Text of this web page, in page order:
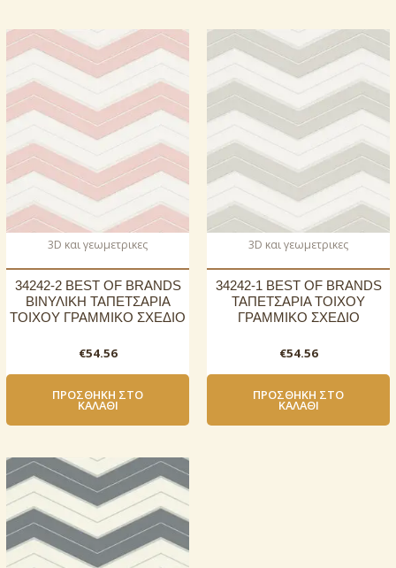
3D και γεωμετρικες
34242-2 BEST OF BRANDS
ΒΙΝΥΛΙΚΗ ΤΑΠΕΤΣΑΡΙΑ
ΤΟΙΧΟΥ ΓΡΑΜΜΙΚΟ ΣΧΕΔΙΟ
€54.56
ΠΡΟΣΘΉΚΗ ΣΤΟ
ΚΑΛΆΘΙ
3D και γεωμετρικες
34242-1 BEST OF BRANDS
ΤΑΠΕΤΣΑΡΙΑ ΤΟΙΧΟΥ
ΓΡΑΜΜΙΚΟ ΣΧΕΔΙΟ
€54.56
ΠΡΟΣΘΉΚΗ ΣΤΟ
ΚΑΛΆΘΙ